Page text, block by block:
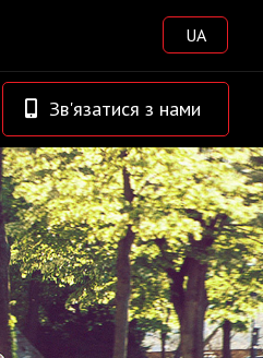
UA
Зв'язатися з нами